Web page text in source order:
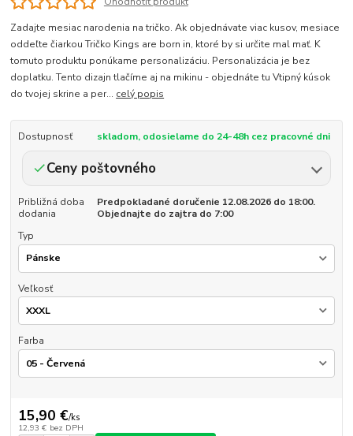
Zadajte mesiac narodenia na tričko. Ak objednávate viac kusov, mesiace
oddeľte čiarkou Tričko Kings are born in, ktoré by si určite mal mať. K
tomuto produktu ponúkame personalizáciu. Personalizácia je bez
doplatku. Tento dizajn tlačíme aj na mikinu - objednáte tu Vtipný kúsok
do tvojej skrine a per... celý popis
Dostupnosť skladom, odosielame do 24-48h cez pracovné dni
Ceny poštovného
Približná doba
dodania
Predpokladané doručenie 12.08.2026 do 18:00.
Objednajte do zajtra do 7:00
Typ
Veľkosť
Farba
15,90 €/ks
12,93 € bez DPH